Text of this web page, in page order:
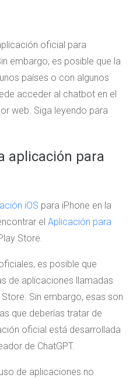
oficial para
embargo, es posible que la
países o con algunos
acceder al chatbot en el
web. Siga leyendo para
aplicación para
iOS para iPhone en la
el Aplicación para
Store.
es posible que
de aplicaciones llamadas
Sin embargo, esas son
que deberías tratar de
oficial está desarrollada
de ChatGPT.
de aplicaciones no